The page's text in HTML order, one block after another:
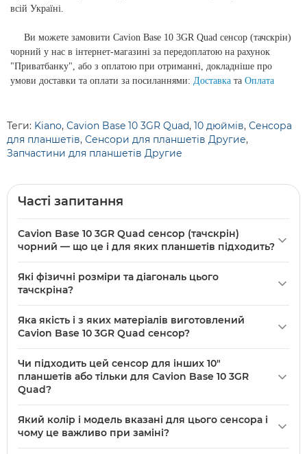
всій Україні.
Ви можете замовити Cavion Base 10 3GR Quad сенсор (тачскрін)
чорний у нас в інтернет-магазині за передоплатою на рахунок
"Приватбанку", або з оплатою при отриманні, докладніше про
умови доставки та оплати за посиланнями: Доставка та Оплата
Теги: Kiano, Cavion Base 10 3GR Quad, 10 дюймів, Сенсора
для планшетів, Сенсори для планшетів Другие,
Запчастини для планшетів Другие
Часті запитання
Cavion Base 10 3GR Quad сенсор (тачскрін)
чорний — що це і для яких планшетів підходить?
оригінальний (PRC) сенсорний екран для планшета
10", матеріал — скло + пластик; призначений для заміни
тачскріну саме цієї моделі планшета.
Які фізичні розміри та діагональ цього
тачскріна?
вказана як 10". Ці параметри важливі при підборі
Яка якість і з яких матеріалів виготовлений
Cavion Base 10 3GR Quad сенсор?
+ пластику. Такий склад забезпечує стандартну
жорсткість і прозорість для заміни в оригінальному
Чи підходить цей сенсор для інших 10"
планшетів або тільки для Cavion Base 10 3GR
Quad?
Quad і має конкретний розмір 262×159 мм; він може
Який колір і модель вказані для цього сенсора і
чому це важливо при заміні?